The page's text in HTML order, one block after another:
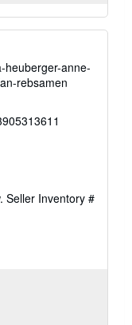
heuberger-anne-
rebsamen
Seller Inventory #